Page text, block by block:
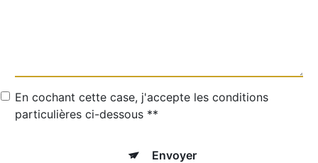
En cochant cette case, j'accepte les conditions
particulières ci-dessous **
Envoyer